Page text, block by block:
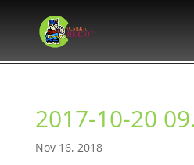
2017-10-20
Nov 16, 2018